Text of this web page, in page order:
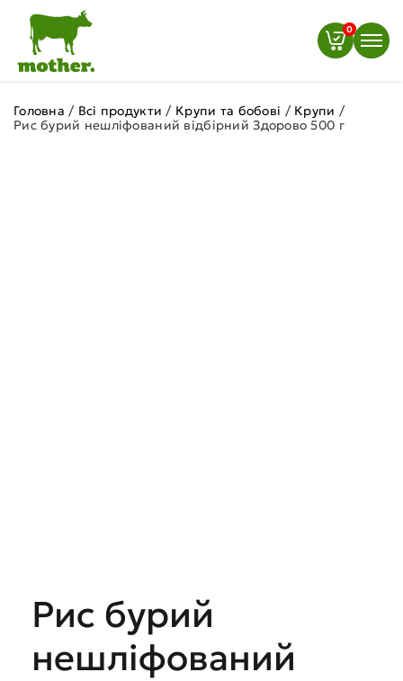
0
Головна / Всі продукти / Крупи та бобові / Крупи /
Рис бурий нешліфований відбірний Здорово 500 г
Рис бурий
нешліфований